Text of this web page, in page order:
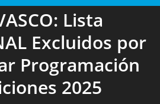
Lista
Excluidos por
Programación
2025